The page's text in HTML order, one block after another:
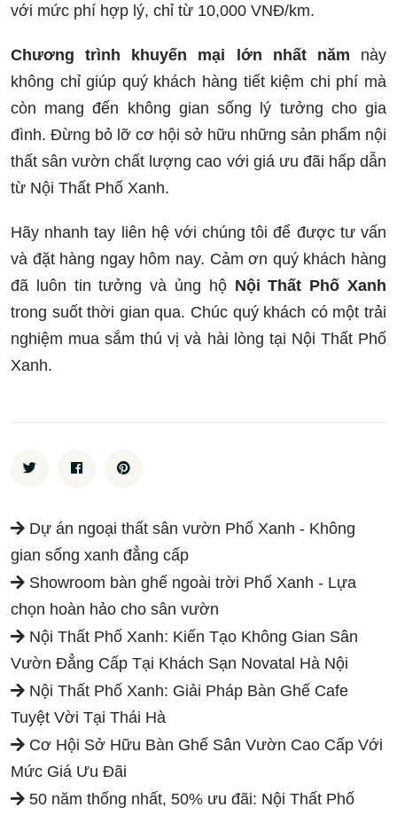
với mức phí hợp lý, chỉ từ 10,000 VNĐ/km.
Chương trình khuyến mại lớn nhất năm này
không chỉ giúp quý khách hàng tiết kiệm chi phí mà
còn mang đến không gian sống lý tưởng cho gia
đình. Đừng bỏ lỡ cơ hội sở hữu những sản phẩm nội
thất sân vườn chất lượng cao với giá ưu đãi hấp dẫn
từ Nội Thất Phố Xanh.
Hãy nhanh tay liên hệ với chúng tôi để được tư vấn
và đặt hàng ngay hôm nay. Cảm ơn quý khách hàng
đã luôn tin tưởng và ủng hộ Nội Thất Phố Xanh
trong suốt thời gian qua. Chúc quý khách có một trải
nghiệm mua sắm thú vị và hài lòng tại Nội Thất Phố
Xanh.
Dự án ngoại thất sân vườn Phố Xanh - Không
gian sống xanh đẳng cấp
Showroom bàn ghế ngoài trời Phố Xanh - Lựa
chọn hoàn hảo cho sân vườn
Nội Thất Phố Xanh: Kiến Tạo Không Gian Sân
Vườn Đẳng Cấp Tại Khách Sạn Novatal Hà Nội
Nội Thất Phố Xanh: Giải Pháp Bàn Ghế Cafe
Tuyệt Vời Tại Thái Hà
Cơ Hội Sở Hữu Bàn Ghế Sân Vườn Cao Cấp Với
Mức Giá Ưu Đãi
50 năm thống nhất, 50% ưu đãi: Nội Thất Phố